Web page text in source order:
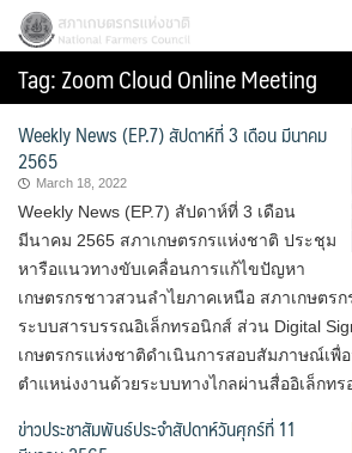
Skip
content
สภาเกษตรกรแห่งชาติ
Tag:Zoom Cloud Online Meeting
Weekly News (EP.7) สัปดาห์ที่ 3 เดือน มีนาคม
2565
March 18, 2022
Weekly News (EP.7) สัปดาห์ที่ 3 เดือน
มีนาคม 2565 สภาเกษตรกรแห่งชาติ ประชุม
หารือแนวทางขับเคลื่อนการแก้ไขปัญหา
เกษตรกรชาวสวนลำไยภาคเหนือ สภาเกษตร
ระบบสารบรรณอิเล็กทรอนิกส์ ส่วน Digital
เกษตรกรแห่งชาติดำเนินการสอบสัมภาษณ์เพื่
ตำแหน่งงานด้วยระบบทางไกลผ่านสื่ออิเล็กทร
ข่าวประชาสัมพันธ์ประจำสัปดาห์วันศุกร์ที่ 11